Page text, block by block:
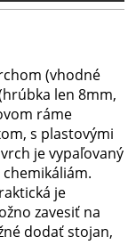
(vhodné
len 8mm,
ráme
s plastovými
je vypaľovaný
je
zavesiť na
dodať stojan,